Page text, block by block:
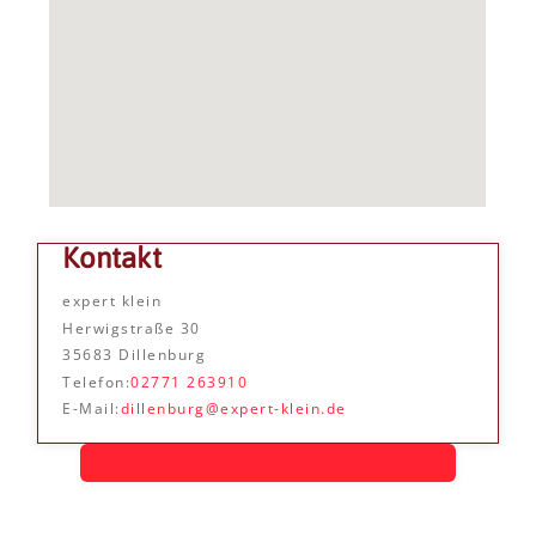
Kontakt
expert klein
Herwigstraße 30
35683 Dillenburg
Telefon:02771 263910
E-Mail:dillenburg@expert-klein.de